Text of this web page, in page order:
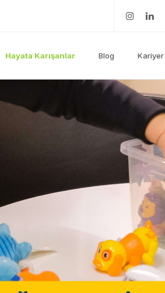
Hayata Karışanlar Blog Kariyer